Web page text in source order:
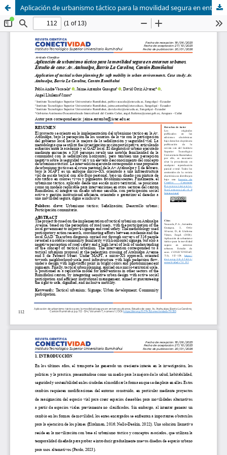
Aplicación de urbanismo táctico para la movilidad segura en entornos urbanos. Estudio de caso